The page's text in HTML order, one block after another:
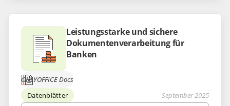
Leistungsstarke und sichere
Dokumentenverarbeitung für
Banken
ONLYOFFICE Docs
Datenblätter
September 2025